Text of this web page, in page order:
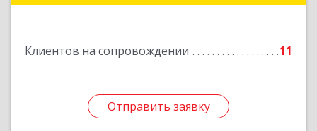
Клиентов на сопровождении 11
Отправить заявку
Отправить заявку